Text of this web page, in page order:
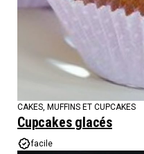
CAKES, MUFFINS ET CUPCAKES
Cupcakes glacés
facile